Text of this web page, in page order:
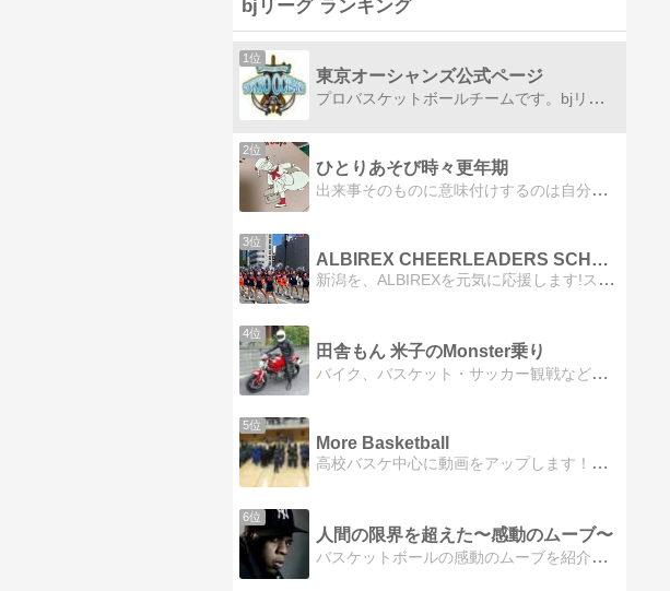
bjリーグ ランキング
1位
東京オーシャンズ公式ページ
プロバスケットボールチームです。bjリーグ参入を目標として活動してます。現在、プロ候補生、スクール生募集中です
2位
ひとりあそび時々更年期
出来事そのものに意味付けするのは自分自身だから幸せは自分の中にあるよ。
3位
ALBIREX CHEERLEADERS SCHOOL
新潟を、ALBIREXを元気に応援します!スマイル満載 KIDSチアリーダー！
4位
田舎もん 米子のMonster乗り
バイク、バスケット・サッカー観戦など約１０年ぶりにバイク復活したオヤジ。島根スサノオマジック、ガイナーレ鳥取を応援。
5位
More Basketball
高校バスケ中心に動画をアップします！バスケットボールの繁栄を願って、ブログを始めてみました。
6位
人間の限界を超えた〜感動のムーブ〜
バスケットボールの感動のムーブを紹介NBA、ストリートボール、フリースタイルなど、気になるバスケ情報を紹介します